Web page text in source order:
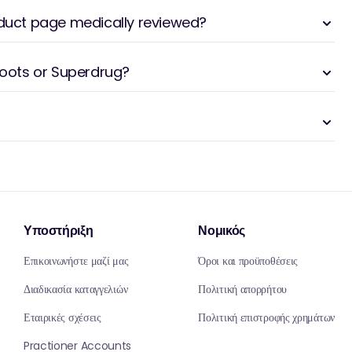
page medically reviewed?
or Superdrug?
Υποστήριξη
Επικοινωνήστε μαζί μας
Διαδικασία καταγγελιών
Εταιρικές σχέσεις
Practioner Accounts
Νομικός
Όροι και προϋποθέσεις
Πολιτική απορρήτου
Πολιτική επιστροφής χρημάτων